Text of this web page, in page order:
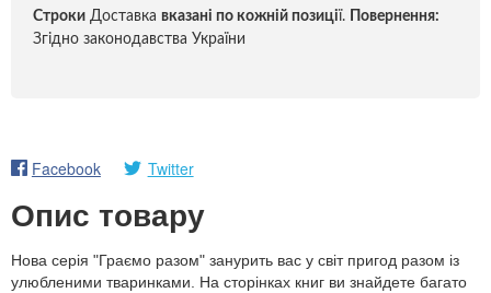
Строки Доставка вказані по кожній позиції.
Повернення:
Згідно законодавства України
Facebook Twitter
Опис товару
Нова серія "Граємо разом" занурить вас у світ пригод разом із
улюбленими тваринками. На сторінках книг ви знайдете багато